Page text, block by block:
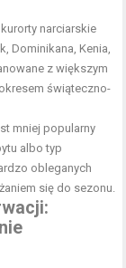
narciarskie
Dominikana, Kenia,
z większym
świąteczno-
mniej popularny
albo typ
obleganych
się do sezonu.